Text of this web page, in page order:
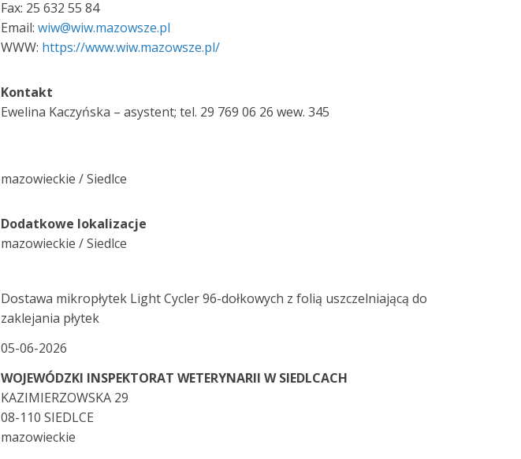
Fax: 25 632 55 84
Email: wiw@wiw.mazowsze.pl
WWW: https://www.wiw.mazowsze.pl/
Kontakt
Ewelina Kaczyńska – asystent; tel. 29 769 06 26 wew. 345
mazowieckie / Siedlce
Dodatkowe lokalizacje
mazowieckie / Siedlce
Dostawa mikropłytek Light Cycler 96-dołkowych z folią uszczelniającą do
zaklejania płytek
05-06-2026
WOJEWÓDZKI INSPEKTORAT WETERYNARII W SIEDLCACH
KAZIMIERZOWSKA 29
08-110 SIEDLCE
mazowieckie